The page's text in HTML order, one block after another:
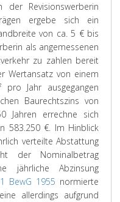
Revisionswerberin
ergebe sich ein
von ca. 5 € bis
als angemessenen
zu zahlen bereit
Wertansatz von einem
Jahr ausgegangen
Baurechtszins von
Jahren errechne sich
583.250 €. Im Hinblick
verteilte Abstattung
der Nominalbetrag
jährliche Abzinsung
BewG 1955 normierte
allerdings aufgrund